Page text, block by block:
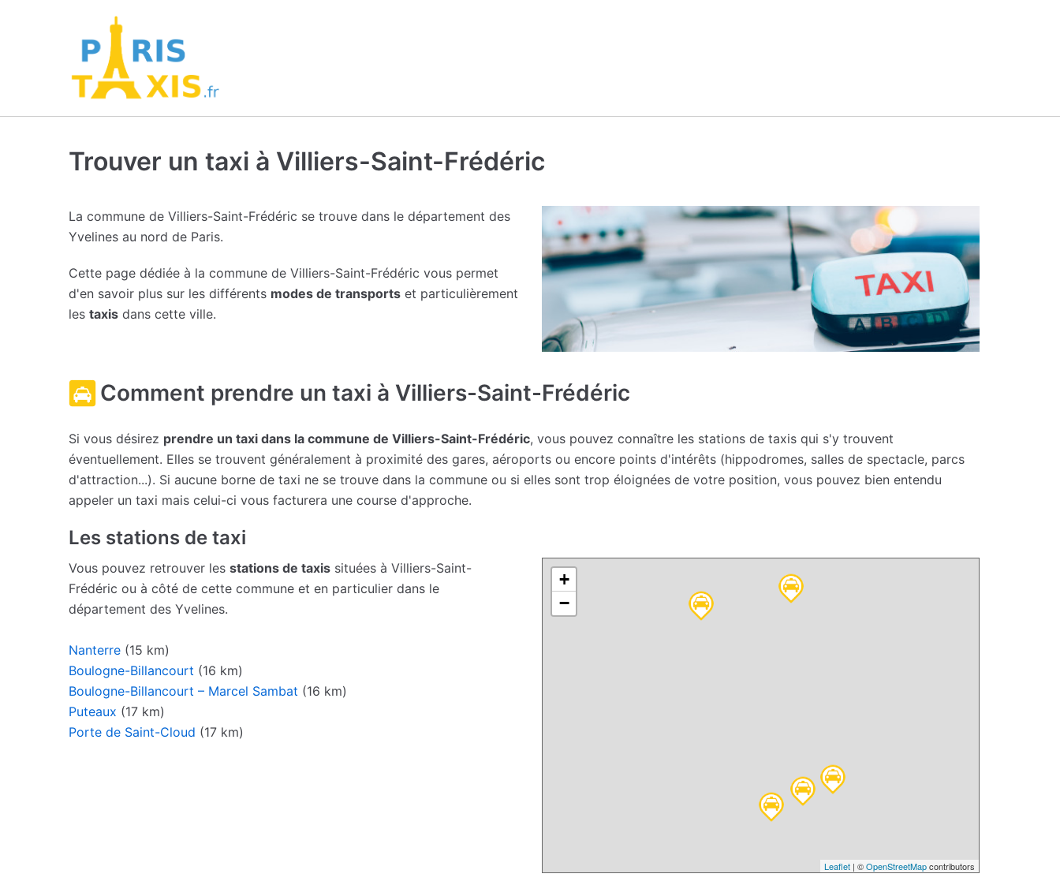
Trouver un taxi à Villiers-Saint-Frédéric
La commune de Villiers-Saint-Frédéric se trouve dans le département des
Yvelines au nord de Paris.
Cette page dédiée à la commune de Villiers-Saint-Frédéric vous permet
d'en savoir plus sur les différents modes de transports et particulièrement
les taxis dans cette ville.
Comment prendre un taxi à Villiers-Saint-Frédéric
Si vous désirez prendre un taxi dans la commune de Villiers-Saint-Frédéric, vous pouvez connaître les stations de taxis qui s'y trouvent
éventuellement. Elles se trouvent généralement à proximité des gares, aéroports ou encore points d'intérêts (hippodromes, salles de spectacle, parcs
d'attraction...). Si aucune borne de taxi ne se trouve dans la commune ou si elles sont trop éloignées de votre position, vous pouvez bien entendu
appeler un taxi mais celui-ci vous facturera une course d'approche.
Les stations de taxi
Vous pouvez retrouver les stations de taxis situées à Villiers-Saint-
Frédéric ou à côté de cette commune et en particulier dans le
département des Yvelines.
Nanterre (15 km)
Boulogne-Billancourt (16 km)
Boulogne-Billancourt – Marcel Sambat (16 km)
Puteaux (17 km)
Porte de Saint-Cloud (17 km)
+
−
Leaflet | ©OpenStreetMapcontributors